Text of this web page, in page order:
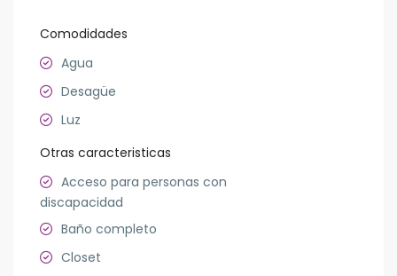
Comodidades
Agua
Desagüe
Luz
Otras caracteristicas
Acceso para personas con
discapacidad
Baño completo
Closet